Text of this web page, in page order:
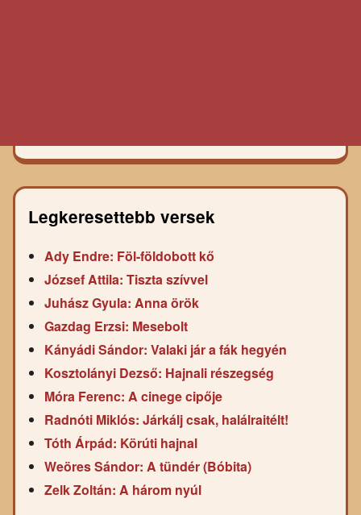
Legkeresettebb versek
Ady Endre: Föl-földobott kő
József Attila: Tiszta szívvel
Juhász Gyula: Anna örök
Gazdag Erzsi: Mesebolt
Kányádi Sándor: Valaki jár a fák hegyén
Kosztolányi Dezső: Hajnali részegség
Móra Ferenc: A cinege cipője
Radnóti Miklós: Járkálj csak, halálraitélt!
Tóth Árpád: Körúti hajnal
Weöres Sándor: A tündér (Bóbita)
Zelk Zoltán: A három nyúl